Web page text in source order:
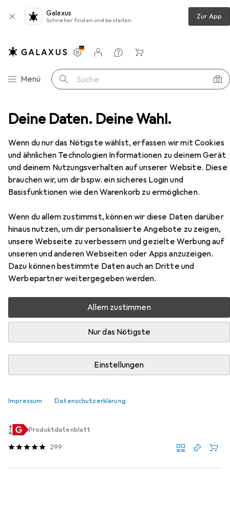
Deine Daten. Deine Wahl.
Wenn du nur das Nötigste wählst, erfassen wir mit Cookies
und ähnlichen Technologien Informationen zu deinem Gerät
und deinem Nutzungsverhalten auf unserer Website. Diese
brauchen wir, um dir bspw. ein sicheres Login und
Basisfunktionen wie den Warenkorb zu ermöglichen.
Wenn du allem zustimmst, können wir diese Daten darüber
hinaus nutzen, um dir personalisierte Angebote zu zeigen,
unsere Webseite zu verbessern und gezielte Werbung auf
unseren und anderen Webseiten oder Apps anzuzeigen.
Dazu können bestimmte Daten auch an Dritte und
Werbepartner weitergegeben werden.
Allem zustimmen
Nur das Nötigste
Einstellungen
Impressum Datenschutzerklärung
Galaxus
Schneller finden und bestellen Zur App
Navigation nach Kategorien
Menü Suche
Einstellungen
Kundenkonto
Vergleichslisten
Merklisten
Warenkorb
Innenbeleuchtung Tischlampe Nordlux Ellen
EUR
42,94
NordluxEllen
E14
Zubehör für Nordlux Ellen
Ellen aus der Kategorie Leuchtmittel.
Relevanz
EUR
83,90
Philips Hue
White & Color BT
Produktdatenblatt
299